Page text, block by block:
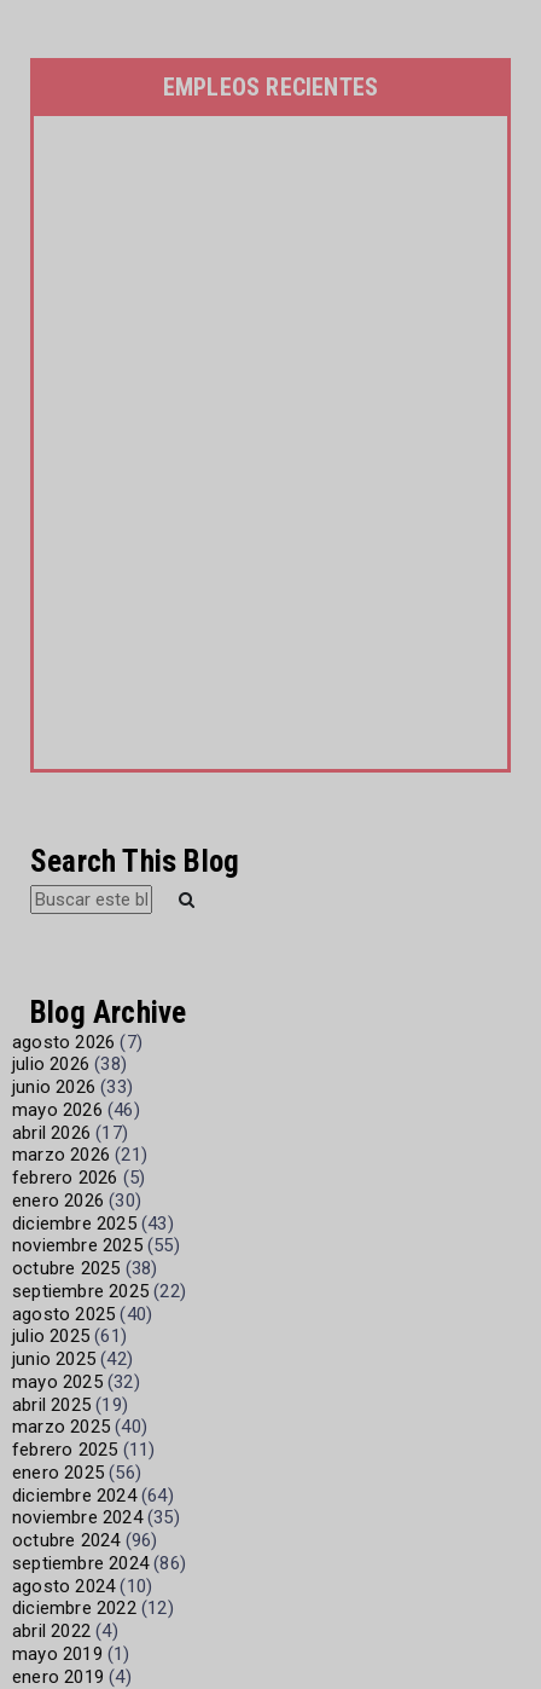
EMPLEOS RECIENTES
Search This Blog
Blog Archive
agosto 2026 (7)
julio 2026 (38)
junio 2026 (33)
mayo 2026 (46)
abril 2026 (17)
marzo 2026 (21)
febrero 2026 (5)
enero 2026 (30)
diciembre 2025(43)
noviembre 2025(55)
octubre 2025 (38)
septiembre 2025 (22)
agosto 2025 (40)
julio 2025 (61)
junio 2025 (42)
mayo 2025(32)
abril 2025 (19)
marzo 2025 (40)
febrero 2025 (11)
enero 2025 (56)
diciembre 2024(64)
noviembre 2024(35)
octubre 2024(96)
septiembre 2024(86)
agosto 2024(10)
diciembre 2022(12)
abril 2022 (4)
mayo 2019 (1)
enero 2019 (4)